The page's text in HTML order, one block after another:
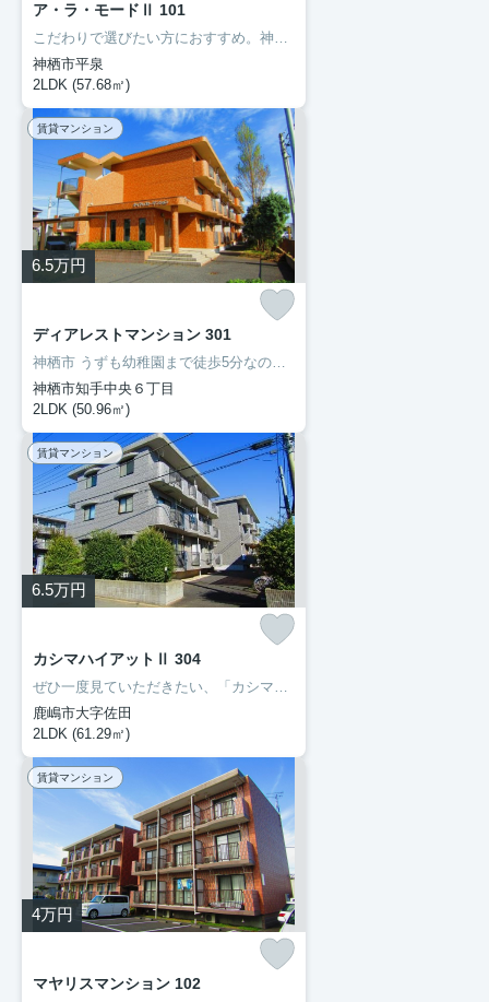
ア・ラ・モードⅡ 101
こだわりで選びたい方におすすめ。神栖市エリアで住まいをお探しなら「ア・ラ・モードⅡ」。室内設備はBS・エアコン・ネット使用料不要など充実した設備を備え付けています。初期費用をカードでお支払いいただけるので、カードで決済したい方にもおすすめです。住まいを探すにあたって、神栖市へお引っ越しを検討しているのであれば、豊成管理システムにお任せください。
神栖市平泉
2LDK (57.68㎡)
賃貸マンション
6.5万円
ディアレストマンション 301
神栖市 うずも幼稚園まで徒歩5分なので、送り迎えも楽です。ネットの回線を導入しています、パソコンが使えて暮らしに嬉しい。転居先に住み心地も良いこちらの賃貸物件。充実した新生活を過ごしましょう。豊成管理システムは長年、神栖市を中心にお部屋探しをサポートして参りましたので、お部屋探しには自信があります。
神栖市知手中央６丁目
2LDK (50.96㎡)
賃貸マンション
6.5万円
カシマハイアットⅡ 304
ぜひ一度見ていただきたい、「カシマハイアットⅡ」です。セブン-イレブン鹿嶋宮中南店まで徒歩6分と近場にコンビニがあるのもポイント。転居先に住み心地も良いこちらの賃貸物件。充実した新生活を過ごしましょう。豊成管理システムでは、お客様に合わせてお部屋をご紹介いたします。0299-97-0800からご希望の条件をお申しつけ下さい。
鹿嶋市大字佐田
2LDK (61.29㎡)
賃貸マンション
4万円
マヤリスマンション 102